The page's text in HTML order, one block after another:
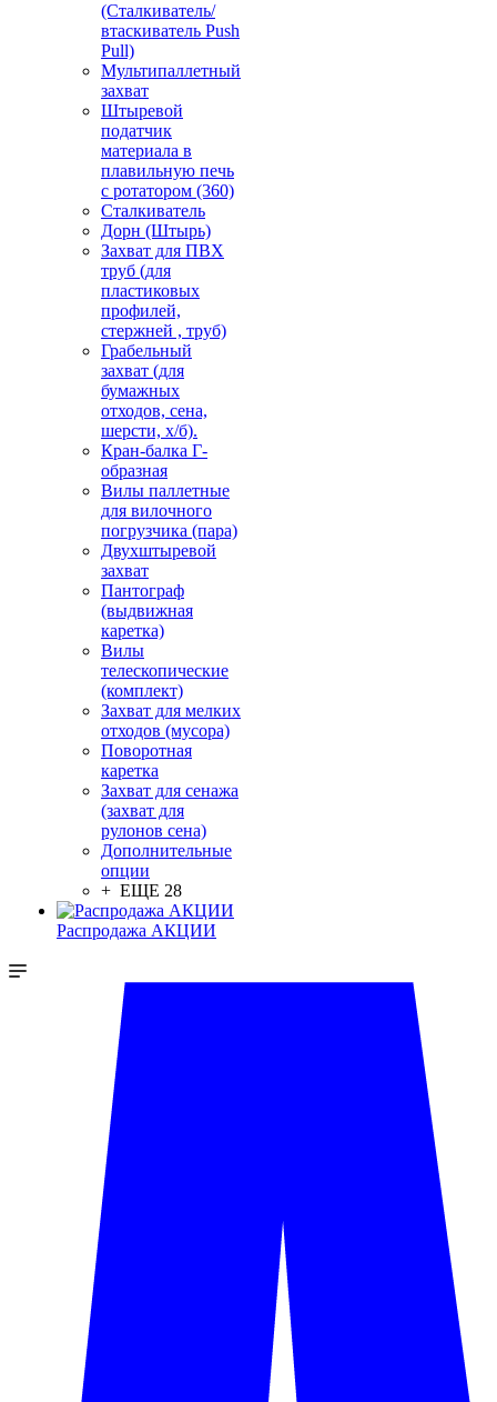
(Сталкиватель/
втаскиватель Push
Pull)
Мультипаллетный
захват
Штыревой
податчик
материала в
плавильную печь
с ротатором (360)
Сталкиватель
Дорн (Штырь)
Захват для ПВХ
труб (для
пластиковых
профилей,
стержней , труб)
Грабельный
захват (для
бумажных
отходов, сена,
шерсти, х/б).
Кран-балка Г-
образная
Вилы паллетные
для вилочного
погрузчика (пара)
Двухштыревой
захват
Пантограф
(выдвижная
каретка)
Вилы
телескопические
(комплект)
Захват для мелких
отходов (мусора)
Поворотная
каретка
Захват для сенажа
(захват для
рулонов сена)
Дополнительные
опции
+ ЕЩЕ 28
Распродажа АКЦИИ